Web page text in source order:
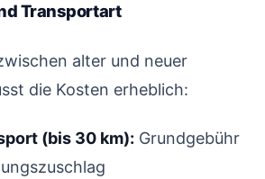
Transportart
alter und neuer
die Kosten erheblich:
(bis 30 km): Grundgebühr